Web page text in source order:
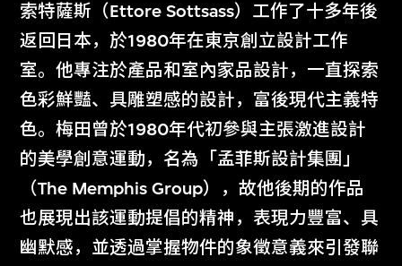
索特薩斯（Ettore Sottsass）工作了十多年後
返回日本，於1980年在東京創立設計工作
室。他專注於產品和室內家品設計，一直探索
色彩鮮豔、具雕塑感的設計，富後現代主義特
色。梅田曾於1980年代初參與主張激進設計
的美學創意運動，名為「孟菲斯設計集團」
（The Memphis Group），故他後期的作品
也展現出該運動提倡的精神，表現力豐富、具
幽默感，並透過掌握物件的象徵意義來引發聯